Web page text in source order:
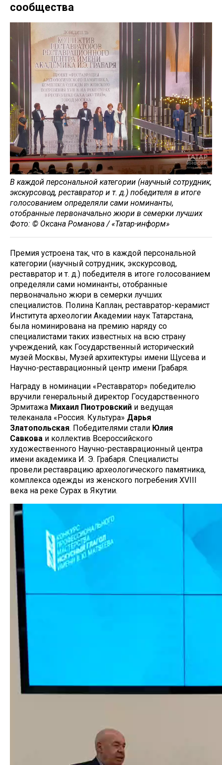
сообщества
В каждой персональной категории (научный сотрудник,
экскурсовод, реставратор и т. д.) победителя в итоге
голосованием определяли сами номинанты,
отобранные первоначально жюри в семерки лучших
Фото: © Оксана Романова / «Татар-информ»
Премия устроена так, что в каждой персональной
категории (научный сотрудник, экскурсовод,
реставратор и т. д.) победителя в итоге голосованием
определяли сами номинанты, отобранные
первоначально жюри в семерки лучших
специалистов. Полина Каплан, реставратор-керамист
Института археологии Академии наук Татарстана,
была номинирована на премию наряду со
специалистами таких известных на всю страну
учреждений, как Государственный исторический
музей Москвы, Музей архитектуры имени Щусева и
Научно-реставрационный центр имени Грабаря.
Награду в номинации «Реставратор» победителю
вручили генеральный директор Государственного
Эрмитажа Михаил Пиотровский и ведущая
телеканала «Россия. Культура» Дарья
Златопольская. Победителями стали Юлия
Савкова и коллектив Всероссийского
художественного Научно-реставрационный центра
имени академика И. Э. Грабаря. Специалисты
провели реставрацию археологического памятника,
комплекса одежды из женского погребения XVIII
века на реке Сурах в Якутии.